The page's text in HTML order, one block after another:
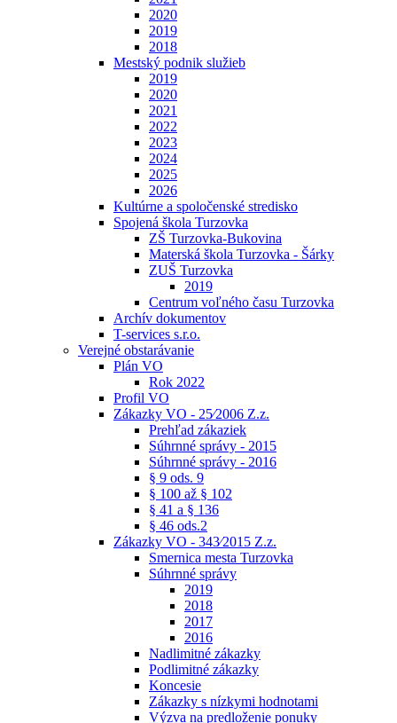
2020
2019
2018
Mestský podnik služieb
2019
2020
2021
2022
2023
2024
2025
2026
Kultúrne a spoločenské stredisko
Spojená škola Turzovka
ZŠ Turzovka-Bukovina
Materská škola Turzovka - Šárky
ZUŠ Turzovka
2019
Centrum voľného času Turzovka
Archív dokumentov
T-services s.r.o.
Verejné obstarávanie
Plán VO
Rok 2022
Profil VO
Zákazky VO - 25⁄2006 Z.z.
Prehľad zákaziek
Súhrnné správy - 2015
Súhrnné správy - 2016
§ 9 ods. 9
§ 100 až § 102
§ 41 a § 136
§ 46 ods.2
Zákazky VO - 343⁄2015 Z.z.
Smernica mesta Turzovka
Súhrnné správy
2019
2018
2017
2016
Nadlimitné zákazky
Podlimitné zákazky
Koncesie
Zákazky s nízkymi hodnotami
Výzva na predloženie ponuky